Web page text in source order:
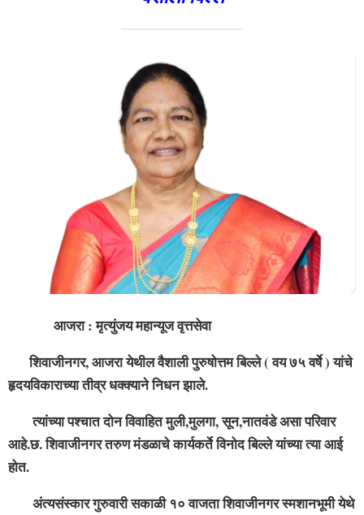
आजरा : मृत्युंजय महान्यूज वृत्तसेवा
शिवाजीनगर, आजरा येथील वैशाली पुरुषोत्तम बिल्ले ( वय ७५ वर्षे ) यांचे
हृदयविकाराच्या तीव्र धक्क्याने निधन झाले.
त्यांच्या पश्चात दोन विवाहित मुली,मुलगा, सून,नातवंडे असा परिवार
आहे.छ. शिवाजीनगर तरुण मंडळाचे कार्यकर्ते विनोद बिल्ले यांच्या त्या आई
होत.
अंत्यसंस्कार गुरुवारी सकाळी १० वाजता शिवाजीनगर स्मशानभूमी येथे